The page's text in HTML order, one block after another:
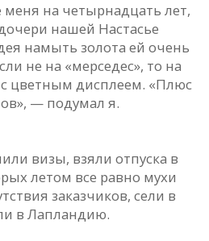
на четырнадцать лет,
нашей Настасье
намыть золота ей очень
не на «мерседес», то на
цветным дисплеем. «Плюс
— подумал я.
визы, взяли отпуска в
летом все равно мухи
заказчиков, сели в
в Лапландию.